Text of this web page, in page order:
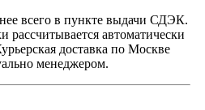
всего в пункте выдачи СДЭК.
рассчитывается автоматически
доставка по Москве
менеджером.